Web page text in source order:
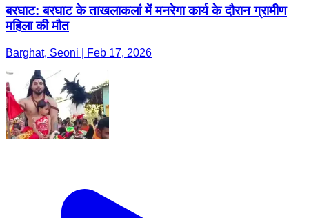
बरघाट: बरघाट के ताखलाकलां में मनरेगा कार्य के दौरान ग्रामीण
महिला की मौत
Barghat, Seoni | Feb 17, 2026